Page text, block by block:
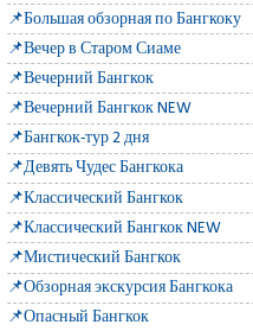
📌Большая обзорная по Бангкоку
📌Вечер в Старом Сиаме
📌Вечерний Бангкок
📌Вечерний Бангкок NEW
📌Бангкок-тур 2 дня
📌Девять Чудес Бангкока
📌Классический Бангкок
📌Классический Бангкок NEW
📌Мистический Бангкок
📌Обзорная экскурсия Бангкока
📌Опасный Бангкок